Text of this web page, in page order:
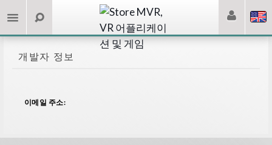
개발자 정보
이메일 주소: